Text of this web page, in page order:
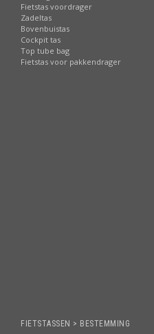
Fietstas voordrager
Zadeltas
Bovenbuistas
Cockpit tas
Top tube bag
Fietstas voor pakkendrager
FIETSTASSEN > BESTEMMING